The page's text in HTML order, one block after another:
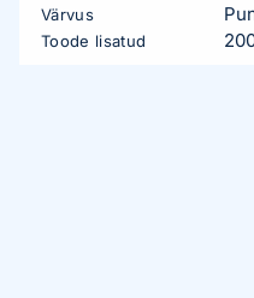
Värvus
Toode lisatud